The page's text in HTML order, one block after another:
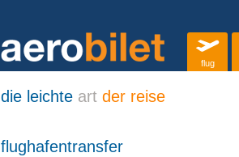
flug
die leichte art der reise
flughafentransfer